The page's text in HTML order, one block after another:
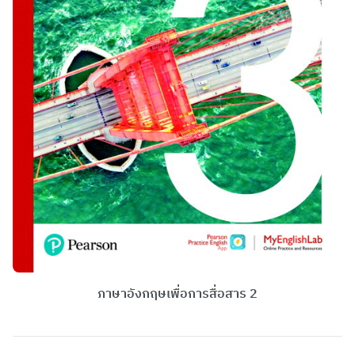
ภาษาอังกฤษเพื่อการสื่อสาร 2